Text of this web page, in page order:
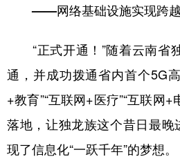
——网络基础设施实现跨
“正式开通！”随着云南省
通，并成功拨通省内首个5G
+教育”“互联网+医疗”“互联网
落地，让独龙族这个昔日最
现了信息化“一跃千年”的梦想。